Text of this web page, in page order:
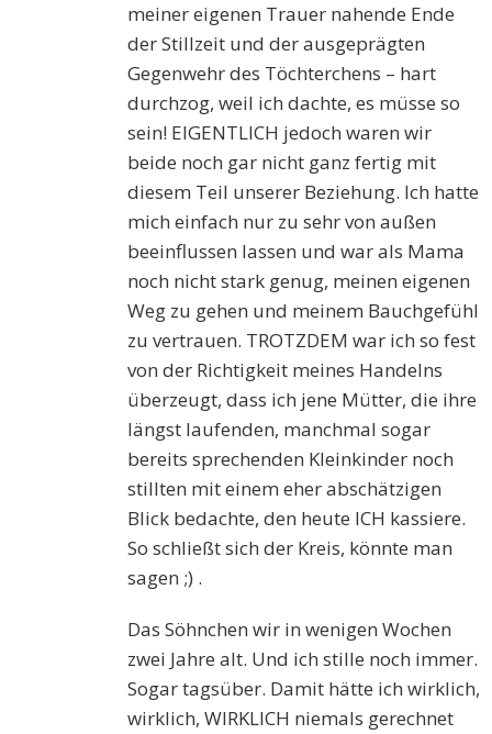
meiner eigenen Trauer nahende Ende
der Stillzeit und der ausgeprägten
Gegenwehr des Töchterchens – hart
durchzog, weil ich dachte, es müsse so
sein! EIGENTLICH jedoch waren wir
beide noch gar nicht ganz fertig mit
diesem Teil unserer Beziehung. Ich hatte
mich einfach nur zu sehr von außen
beeinflussen lassen und war als Mama
noch nicht stark genug, meinen eigenen
Weg zu gehen und meinem Bauchgefühl
zu vertrauen. TROTZDEM war ich so fest
von der Richtigkeit meines Handelns
überzeugt, dass ich jene Mütter, die ihre
längst laufenden, manchmal sogar
bereits sprechenden Kleinkinder noch
stillten mit einem eher abschätzigen
Blick bedachte, den heute ICH kassiere.
So schließt sich der Kreis, könnte man
sagen ;) .
Das Söhnchen wir in wenigen Wochen
zwei Jahre alt. Und ich stille noch immer.
Sogar tagsüber. Damit hätte ich wirklich,
wirklich, WIRKLICH niemals gerechnet